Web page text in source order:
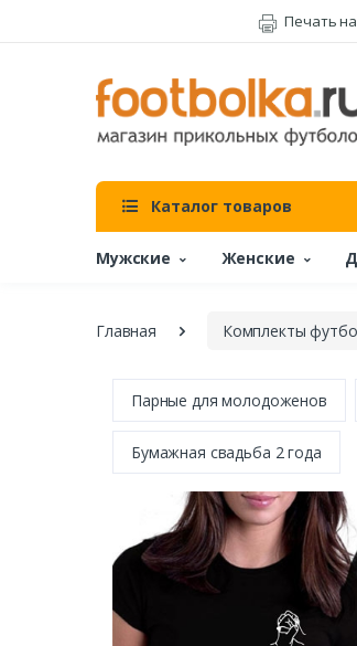
Печать
Каталог товаров
Мужские Женские
Главная Комплекты
Парные для молодоженов
Бумажная свадьба 2 года